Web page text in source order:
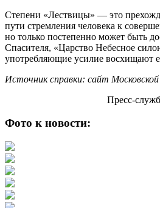
Степени «Лествицы» — это
пути стремления человека к
но только постепенно может быть
Спасителя, «Царство Небесное
употребляющие усилие восхищают
Источник справки: сайт
Пресс-
Фото к новости: